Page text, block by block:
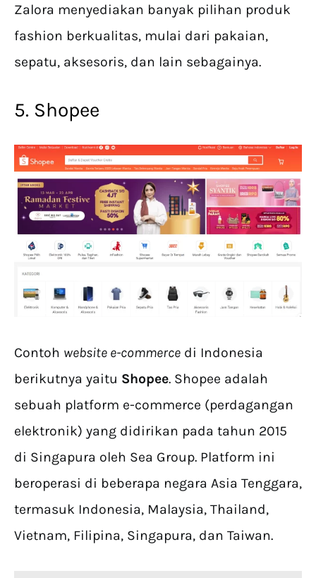
Zalora menyediakan banyak pilihan produk
fashion berkualitas, mulai dari pakaian,
sepatu, aksesoris, dan lain sebagainya.
5. Shopee
Contoh website e-commerce di Indonesia
berikutnya yaitu Shopee. Shopee adalah
sebuah platform e-commerce (perdagangan
elektronik) yang didirikan pada tahun 2015
di Singapura oleh Sea Group. Platform ini
beroperasi di beberapa negara Asia Tenggara,
termasuk Indonesia, Malaysia, Thailand,
Vietnam, Filipina, Singapura, dan Taiwan.